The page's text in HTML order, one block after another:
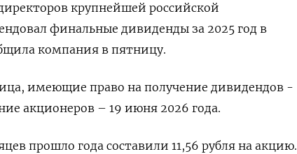
крупнейшей российской
финальные дивиденды за 2025 год ​в
‌компания в ‌пятницу.
имеющие ‌право на получение дивидендов -
акционеров – 19 июня 2026 ​года.
​прошло года составили 11,56 рубля на акцию.